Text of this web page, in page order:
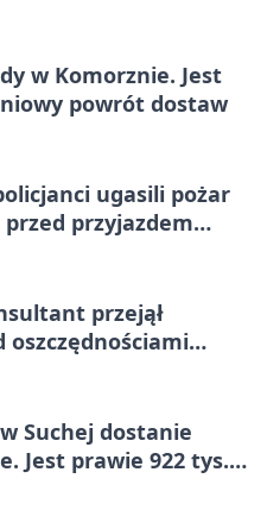
w Komorznie. Jest
powrót dostaw
ugasili pożar
przyjazdem
przejął
Suchej dostanie
Jest prawie 922 tys.